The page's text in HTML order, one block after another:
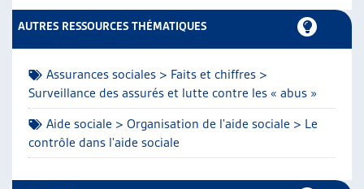
AUTRES RESSOURCES THÉMATIQUES
Assurances sociales > Faits et chiffres >
Surveillance des assurés et lutte contre les « abus »
Aide sociale > Organisation de l'aide sociale > Le
contrôle dans l'aide sociale